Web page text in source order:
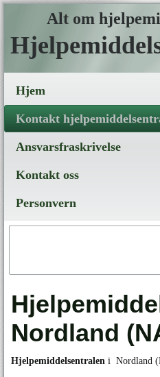
Alt om
Hjem
Kontakt
Ansvarsfraskrivelse
Kontakt oss
Personvern
Nordland
Hjelpemiddelsentralen i Nordland